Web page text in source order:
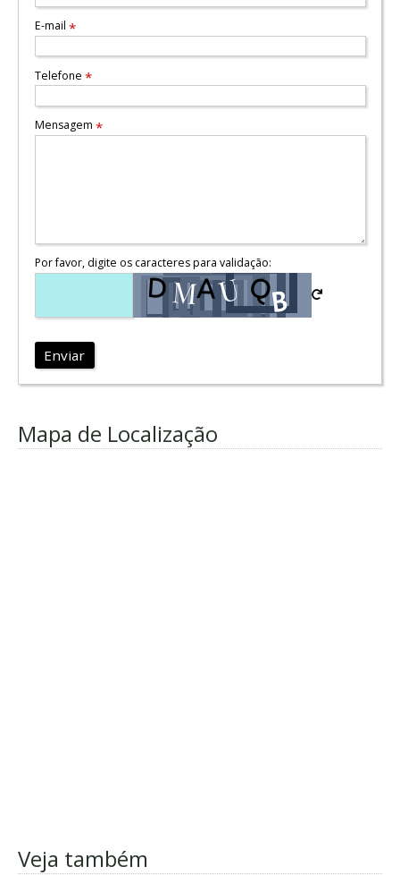
E-mail *
Telefone *
Mensagem *
Por favor, digite os caracteres para validação:
Enviar
Mapa de Localização
Veja também